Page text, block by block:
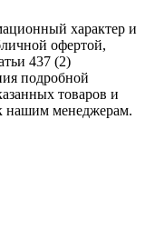
характер и
офертой,
437 (2)
подробной
товаров и
нашим менеджерам.